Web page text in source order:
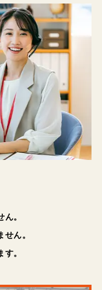
。
ん。
。